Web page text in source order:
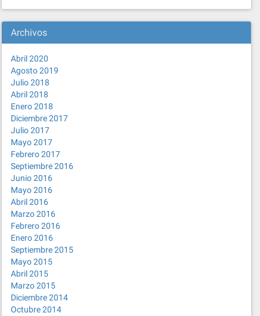
Archivos
Abril 2020
Agosto 2019
Julio 2018
Abril 2018
Enero 2018
Diciembre 2017
Julio 2017
Mayo 2017
Febrero 2017
Septiembre 2016
Junio 2016
Mayo 2016
Abril 2016
Marzo 2016
Febrero 2016
Enero 2016
Septiembre 2015
Mayo 2015
Abril 2015
Marzo 2015
Diciembre 2014
Octubre 2014